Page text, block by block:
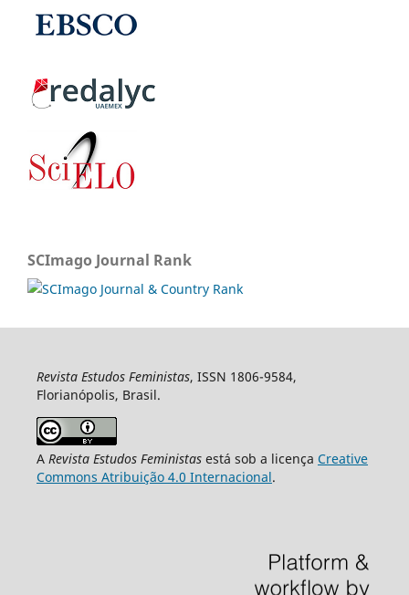
SCImago Journal Rank
Revista Estudos Feministas, ISSN 1806-9584,
Florianópolis, Brasil.
A Revista Estudos Feministasestá sob a licença Creative
Commons Atribuição 4.0 Internacional.